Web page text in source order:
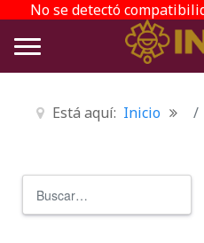
No se detectó
Está aquí: Inicio